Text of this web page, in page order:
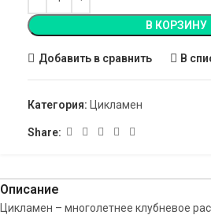
В КОРЗИНУ
Добавить в сравнить В
Категория: Цикламен
Share:
Описание
Цикламен – многолетнее клубневое